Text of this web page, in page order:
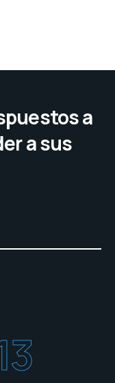
a
a sus